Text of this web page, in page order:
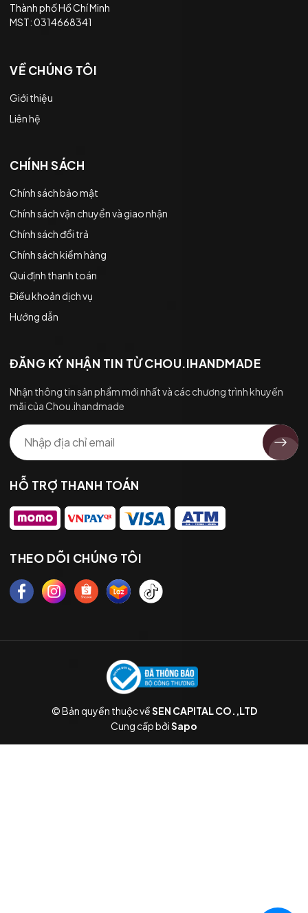
Thành phố Hồ Chí Minh
MST: 0314668341
VỀ CHÚNG TÔI
Giới thiệu
Liên hệ
CHÍNH SÁCH
Chính sách bảo mật
Chính sách vận chuyển và giao nhận
Chính sách đổi trả
Chính sách kiểm hàng
Qui định thanh toán
Điều khoản dịch vụ
Hướng dẫn
ĐĂNG KÝ NHẬN TIN TỪ CHOU.IHANDMADE
Nhận thông tin sản phẩm mới nhất và các chương trình khuyến
mãi của Chou.ihandmade
HỖ TRỢ THANH TOÁN
THEO DÕI CHÚNG TÔI
© Bản quyền thuộc vềSEN CAPITAL CO.,LTD
Cung cấp bởiSapo